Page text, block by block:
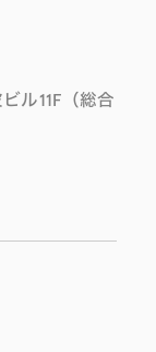
ル11F（総合